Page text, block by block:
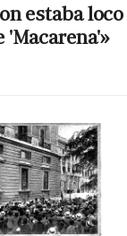
estaba loco